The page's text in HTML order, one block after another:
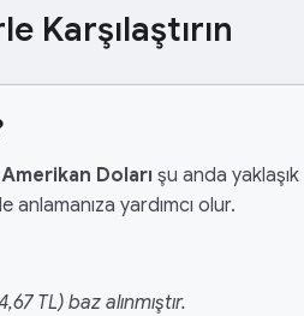
Karşılaştırın
Doları şu anda yaklaşık
yardımcı olur.
TL) baz alınmıştır.